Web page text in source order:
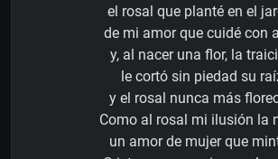
el rosal que planté en el
de mi amor que cuidé con
y, al nacer una flor, la
le cortó sin piedad su
y el rosal nunca más
Como al rosal mi ilusión la
un amor de mujer que